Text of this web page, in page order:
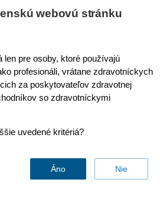
webovú stránku
len pre osoby, ktoré používajú
profesionáli, vrátane zdravotníckych
za poskytovateľov zdravotnej
so zdravotníckymi
uvedené kritériá?
Áno Nie